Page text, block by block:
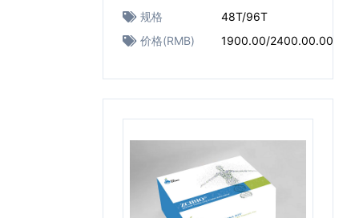
规格
48T/96T
价格(RMB)
1900.00/2400.00.00